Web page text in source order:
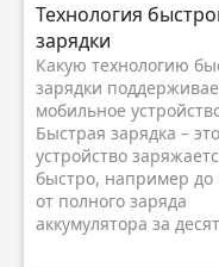
Технология
зарядки
Какую технологию
зарядки
мобильное
Быстрая зарядка –
устройство
быстро, например до
от полного заряда
аккумулятора за